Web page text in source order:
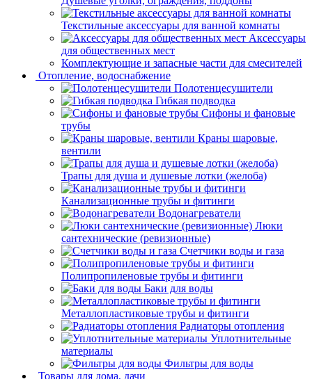
Текстильные аксессуары для ванной комнаты
Аксессуары
для общественных мест
Комплектующие и запасные части для смесителей
Отопление, водоснабжение
Полотенцесушители
Гибкая подводка
Сифоны и фановые
трубы
Краны шаровые,
вентили
Трапы для душа и душевые лотки (желоба)
Канализационные трубы и фитинги
Водонагреватели
Люки
сантехнические (ревизионные)
Счетчики воды и газа
Полипропиленовые трубы и фитинги
Баки для воды
Металлопластиковые трубы и фитинги
Радиаторы отопления
Уплотнительные
материалы
Фильтры для воды
Товары для дома, дачи